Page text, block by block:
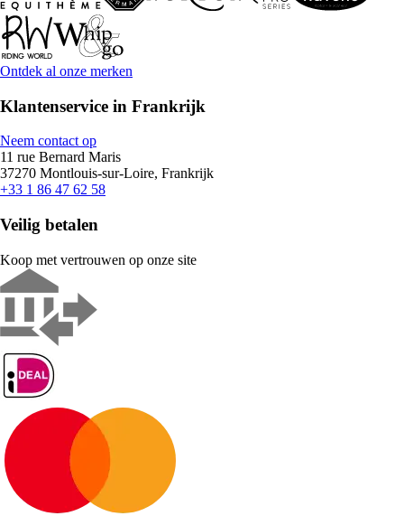
Ontdek al onze merken
Klantenservice in Frankrijk
Neem contact op
11 rue Bernard Maris
37270 Montlouis-sur-Loire, Frankrijk
+33 1 86 47 62 58
Veilig betalen
Koop met vertrouwen op onze site